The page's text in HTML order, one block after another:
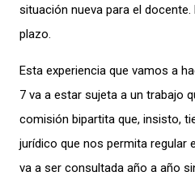
situación nueva para el
plazo.
Esta experiencia que vamos a
7 va a estar sujeta a un trabajo
comisión bipartita que, insisto,
jurídico que nos permita regular
va a ser consultada año a año